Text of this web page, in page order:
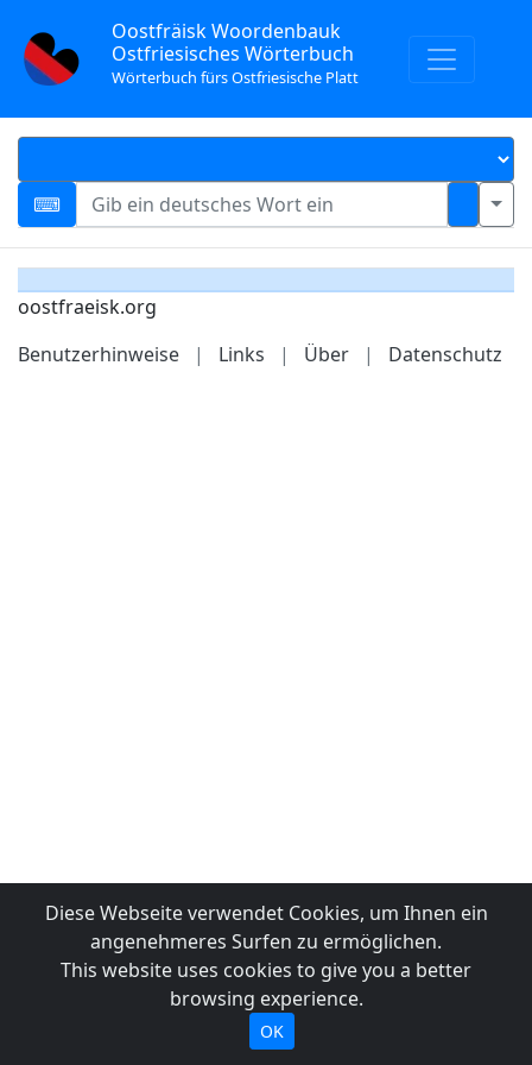
Oostfräisk Woordenbauk
Ostfriesisches Wörterbuch
Wörterbuch fürs Ostfriesische Platt
oostfraeisk.org
Benutzerhinweise
| Links | Über | Datenschutz
Diese Webseite verwendet Cookies, um Ihnen ein
angenehmeres Surfen zu ermöglichen.
This website uses cookies to give you a better
browsing experience.
OK